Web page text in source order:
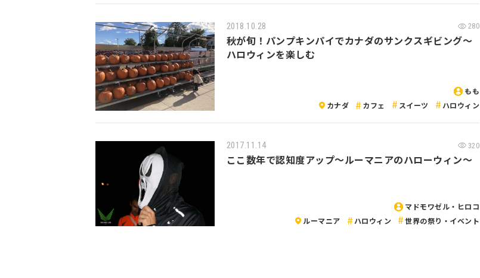
2018.10.28 280
秋が旬！パンプキンパイでカナダのサンクスギビング〜
ハロウィンを楽しむ
もも
カナダ
カフェ スイーツ ハロウィン
2017.11.14 320
ここ数年で認知度アップ～ルーマニアのハローウィン～
マドモワゼル・ヒロコ
ルーマニア
ハロウィン 世界の祭り・イベント